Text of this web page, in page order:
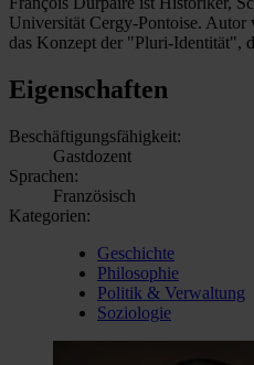
Universität Cergy-Pontoise. Autor
das Konzept der "Pluri-Identität",
Eigenschaften
Beschäftigungsfähigkeit:
Gastdozent
Sprachen:
Französisch
Kategorien:
Geschichte
Philosophie
Politik & Verwaltung
Soziologie